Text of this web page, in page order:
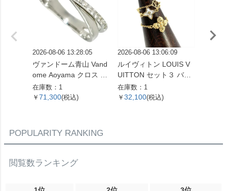
2026-08-06 13:28:05
ヴァンドーム青山 Vand
ome Aoyama クロス モ
チーフ リング 指輪 ダイ
ヤモンド 0.16ct 約13号
在庫数：1
￥ 71,300(税込)
2026-08-06 13:06:09
ルイヴィトン LOUIS V
UITTON セット３ バー
グ・ブルーミングスト
ラス リング 指輪 M683
在庫数：1
￥ 32,100(税込)
POPULARITY RANKING
閲覧数ランキング